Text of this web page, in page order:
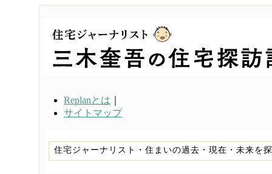
Replanとは
サイトマップ
住宅ジャーナリスト・住まいの過去・現在・未来を